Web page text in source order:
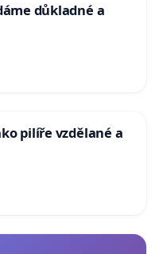
důkladné a
pilíře vzdělané a